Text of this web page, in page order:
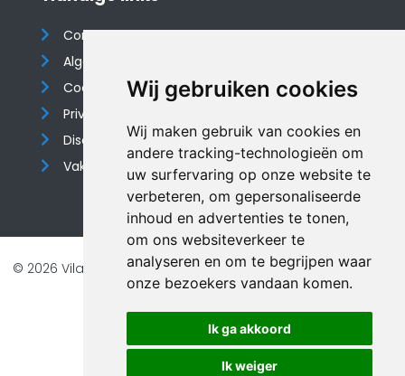
Wij gebruiken cookies
Wij maken gebruik van cookies en
andere tracking-technologieën om
uw surfervaring op onze website te
verbeteren, om gepersonaliseerde
inhoud en advertenties te tonen,
om ons websiteverkeer te
analyseren en om te begrijpen waar
onze bezoekers vandaan komen.
Ik ga akkoord
Ik weiger
Contact
Algemene voorwaarden
Cookieverklaring
Privacyverklaring
Disclaimer
Vakantiehuis website
© 2026 Vilando Vakantiehuizen |Website door FalcoTravel
Veilig online betalen met